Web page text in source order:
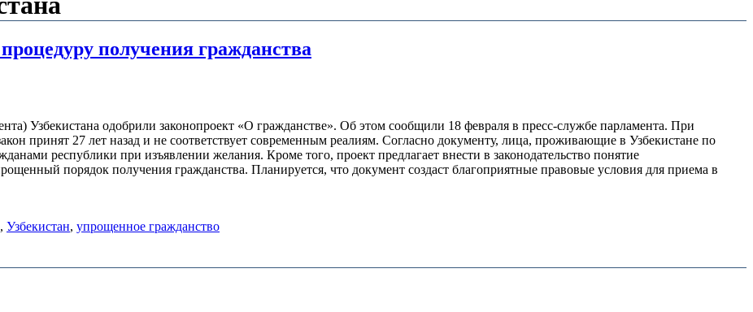
получения гражданства
Узбекистана одобрили законопроект «О гражданстве». Об этом сообщили 18 февраля в пресс-службе парламента. При
принят 27 лет назад и не соответствует современным реалиям. Согласно документу, лица, проживающие в Узбекистане по
республики при изъявлении желания. Кроме того, проект предлагает внести в законодательство понятие
порядок получения гражданства. Планируется, что документ создаст благоприятные правовые условия для приема в
, Узбекистан, упрощенное гражданство